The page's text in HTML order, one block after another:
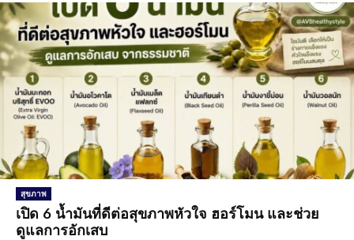
สุขภาพ
เปิด 6 น้ำมันที่ดีต่อสุขภาพหัวใจ ฮอร์โมน และช่วย
ดูแลการอักเสบ